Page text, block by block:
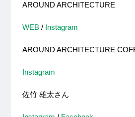
AROUND ARCHITECTURE
WEB/ Instagram
AROUND ARCHITECTURE
Instagram
佐竹 雄太さん